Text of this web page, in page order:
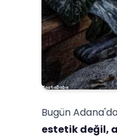
Bugün
estetik değil,